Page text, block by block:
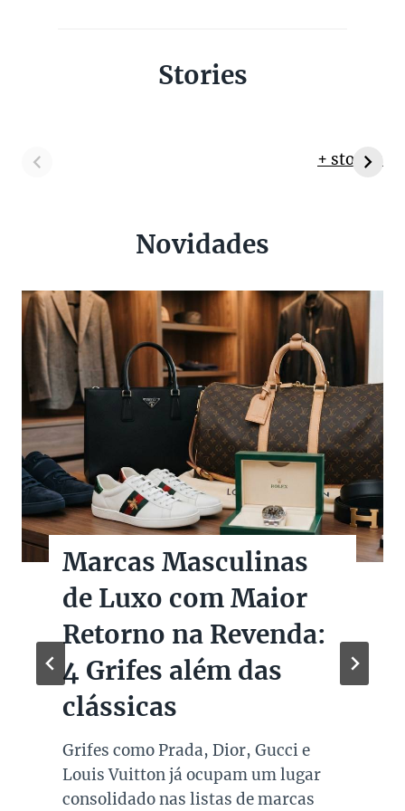
Stories
+ stories
Novidades
Marcas Masculinas
de Luxo com Maior
Retorno na Revenda:
4 Grifes além das
clássicas
Grifes como Prada, Dior, Gucci e
Louis Vuitton já ocupam um lugar
consolidado nas listas de marcas